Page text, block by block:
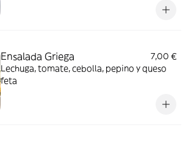
Ensalada Griega
7,00 €
Lechuga, tomate, cebolla, pepino y queso
feta